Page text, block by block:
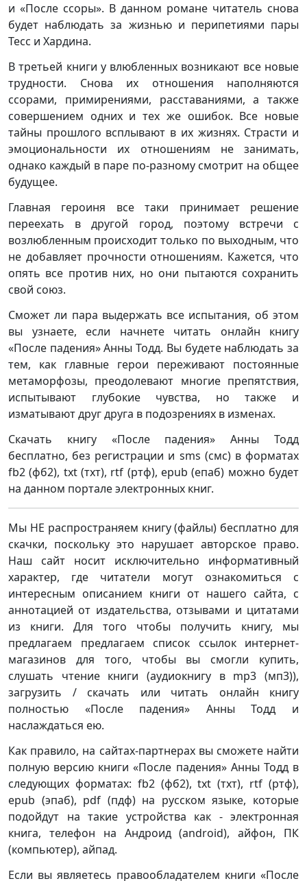
и «После ссоры». В данном романе читатель снова
будет наблюдать за жизнью и перипетиями пары
Тесс и Хардина.
В третьей книги у влюбленных возникают все новые
трудности. Снова их отношения наполняются
ссорами, примирениями, расставаниями, а также
совершением одних и тех же ошибок. Все новые
тайны прошлого всплывают в их жизнях. Страсти и
эмоциональности их отношениям не занимать,
однако каждый в паре по-разному смотрит на общее
будущее.
Главная героиня все таки принимает решение
переехать в другой город, поэтому встречи с
возлюбленным происходит только по выходным, что
не добавляет прочности отношениям. Кажется, что
опять все против них, но они пытаются сохранить
свой союз.
Сможет ли пара выдержать все испытания, об этом
вы узнаете, если начнете читать онлайн книгу
«После падения» Анны Тодд. Вы будете наблюдать за
тем, как главные герои переживают постоянные
метаморфозы, преодолевают многие препятствия,
испытывают глубокие чувства, но также и
изматывают друг друга в подозрениях в изменах.
Скачать книгу «После падения» Анны Тодд
бесплатно, без регистрации и sms (смс) в форматах
fb2 (фб2), txt (тхт), rtf (ртф), epub (епаб) можно будет
на данном портале электронных книг.
Мы НЕ распространяем книгу (файлы) бесплатно для
скачки, поскольку это нарушает авторское право.
Наш сайт носит исключительно информативный
характер, где читатели могут ознакомиться с
интересным описанием книги от нашего сайта, с
аннотацией от издательства, отзывами и цитатами
из книги. Для того чтобы получить книгу, мы
предлагаем предлагаем список ссылок интернет-
магазинов для того, чтобы вы смогли купить,
слушать чтение книги (аудиокнигу в mp3 (мп3)),
загрузить / скачать или читать онлайн книгу
полностью «После падения» Анны Тодд и
наслаждаться ею.
Как правило, на сайтах-партнерах вы сможете найти
полную версию книги «После падения» Анны Тодд в
следующих форматах: fb2 (фб2), txt (тхт), rtf (ртф),
epub (эпаб), pdf (пдф) на русском языке, которые
подойдут на такие устройства как - электронная
книга, телефон на Андроид (android), айфон, ПК
(компьютер), айпад.
Если вы являетесь правообладателем книги «После